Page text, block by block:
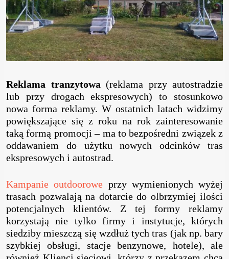
Reklama tranzytowa (reklama przy autostradzie
lub przy drogach ekspresowych) to stosunkowo
nowa forma reklamy. W ostatnich latach widzimy
powiększające się z roku na rok zainteresowanie
taką formą promocji – ma to bezpośredni związek z
oddawaniem do użytku nowych odcinków tras
ekspresowych i autostrad.
Kampanie outdoorowe przy wymienionych wyżej
trasach pozwalają na dotarcie do olbrzymiej ilości
potencjalnych klientów. Z tej formy reklamy
korzystają nie tylko firmy i instytucje, których
siedziby mieszczą się wzdłuż tych tras (jak np. bary
szybkiej obsługi, stacje benzynowe, hotele), ale